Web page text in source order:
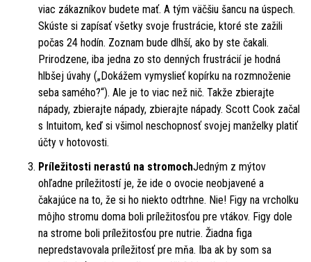
viac zákazníkov budete mať. A tým väčšiu šancu na úspech.
Skúste si zapísať všetky svoje frustrácie, ktoré ste zažili
počas 24 hodín. Zoznam bude dlhší, ako by ste čakali.
Prirodzene, iba jedna zo sto denných frustrácií je hodná
hlbšej úvahy („Dokážem vymyslieť kopírku na rozmnoženie
seba samého?“). Ale je to viac než nič. Takže zbierajte
nápady, zbierajte nápady, zbierajte nápady. Scott Cook začal
s Intuitom, keď si všimol neschopnosť svojej manželky platiť
účty v hotovosti.
Príležitosti nerastú na stromochJedným z mýtov
ohľadne príležitostí je, že ide o ovocie neobjavené a
čakajúce na to, že si ho niekto odtrhne. Nie! Figy na vrcholku
môjho stromu doma boli príležitosťou pre vtákov. Figy dole
na strome boli príležitosťou pre nutrie. Žiadna figa
nepredstavovala príležitosť pre mňa. Iba ak by som sa